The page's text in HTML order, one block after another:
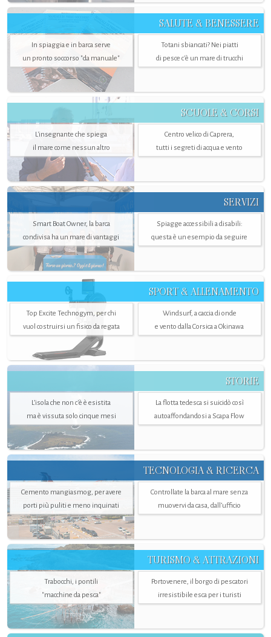
SALUTE & BENESSERE
In spiaggia e in barca serve
un pronto soccorso "da manuale"
Totani sbiancati? Nei piatti
di pesce c'è un mare di trucchi
SCUOLE & CORSI
L'insegnante che spiega
il mare come nessun altro
Centro velico di Caprera,
tutti i segreti di acqua e vento
SERVIZI
Smart Boat Owner, la barca
condivisa ha un mare di vantaggi
Spiagge accessibili a disabili:
questa è un esempio da seguire
SPORT & ALLENAMENTO
Top Excite Technogym, per chi
vuol costruirsi un fisico da regata
Windsurf, a caccia di onde
e vento dalla Corsica a Okinawa
STORIE
L’isola che non c'è è esistita
ma è vissuta solo cinque mesi
La flotta tedesca si suicidò così
autoaffondandosi a Scapa Flow
TECNOLOGIA & RICERCA
Cemento mangiasmog, per avere
porti più puliti e meno inquinati
Controllate la barca al mare senza
muovervi da casa, dall’ufficio
TURISMO & ATTRAZIONI
Trabocchi, i pontili
"macchine da pesca"
Portovenere, il borgo di pescatori
irresistibile esca per i turisti